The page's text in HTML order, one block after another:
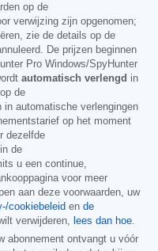
op de
verwijzing zijn opgenomen;
zie de details op de
De prijzen beginnen
Pro Windows/SpyHunter
automatisch verlengd in
de
in automatische verlengingen
op het moment
dezelfde
de
u een continue,
voor meer
aan deze voorwaarden, uw
cookiebeleid en de
verwijderen, lees dan hoe.
abonnement ontvangt u vóór